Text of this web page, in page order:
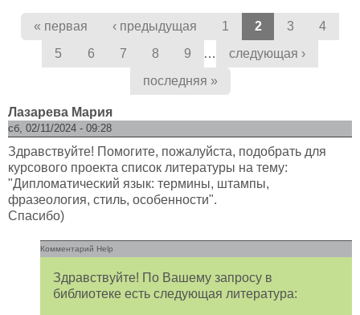
Страницы
« первая ‹ предыдущая 1 2 3
4
5
6 7 8 9 …
следующая ›
последняя »
Лазарева Мария
сб, 02/11/2024 - 09:28
Здравствуйте! Помогите, пожалуйста, подобрать для
курсового проекта список литературы на тему:
"Дипломатический язык: термины, штампы,
фразеология, стиль, особенности".
Спасибо)
Комментарий Help
Здравствуйте! По Вашему запросу в
библиотеке есть следующая литература: